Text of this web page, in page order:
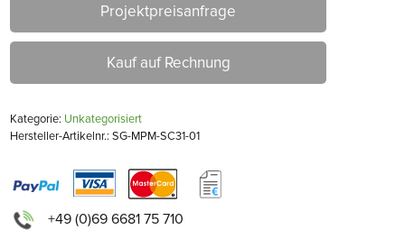
Projektpreisanfrage
Kauf auf Rechnung
Kategorie: Unkategorisiert
Hersteller-Artikelnr.: SG-MPM-SC31-01
+49 (0)69 6681 75 710